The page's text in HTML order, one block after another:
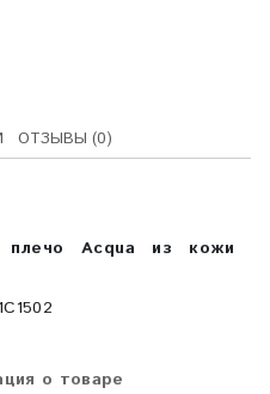
ОТЗЫВЫ (0)
плечо Acqua из кожи
о товаре